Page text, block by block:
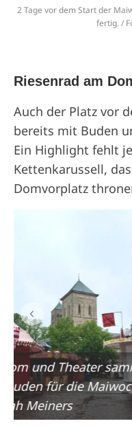
2 Tage vor dem Start der
fertig. /
Riesenrad am
Auch der Platz vor
bereits mit Buden
Ein Highlight fehlt
Kettenkarussell,
Domvorplatz
Das Riesenrad
in Osnabrück